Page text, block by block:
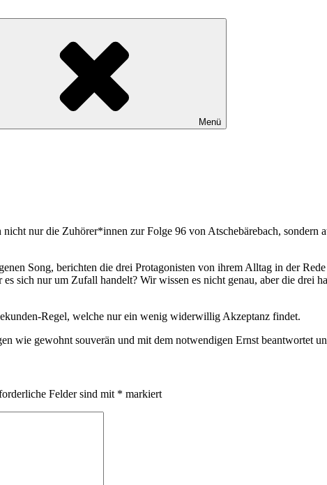
Menü
nur die Zuhörer*innen zur Folge 96 von Atschebärebach, sondern
Song, berichten die drei Protagonisten von ihrem Alltag in der
sich nur um Zufall handelt? Wir wissen es nicht genau, aber die drei
Regel, welche nur ein wenig widerwillig Akzeptanz findet.
wie gewohnt souverän und mit dem notwendigen Ernst beantwortet
Felder sind mit * markiert